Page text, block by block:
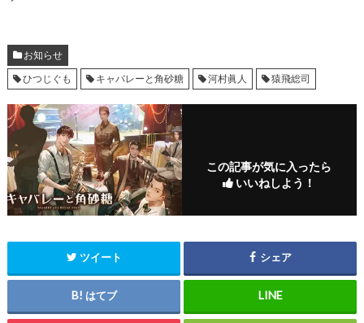
お知らせ
ひつじぐも
キャバレーと角砂糖 河村眞人 猿飛総司
この記事が気に入ったら
いいねしよう！
ツイート シェア
はてブ